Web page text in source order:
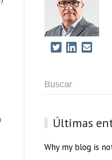
Últimas
Why my blog is